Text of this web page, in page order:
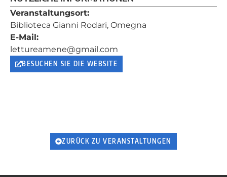
Veranstaltungsort:
Biblioteca Gianni Rodari, Omegna
E-Mail:
lettureamene@gmail.com
BESUCHEN SIE DIE WEBSITE
ZURÜCK ZU VERANSTALTUNGEN